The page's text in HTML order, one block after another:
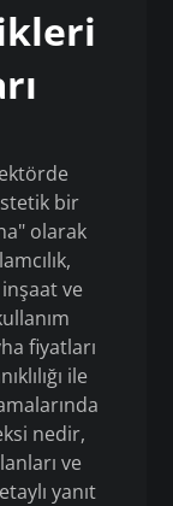
bir
olarak
ve
fiyatları
ile
nedir,
ve
yanıt